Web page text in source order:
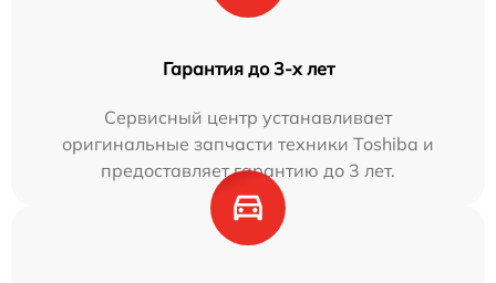
Гарантия до 3-х лет
Сервисный центр устанавливает
оригинальные запчасти техники Toshiba и
предоставляет гарантию до 3 лет.